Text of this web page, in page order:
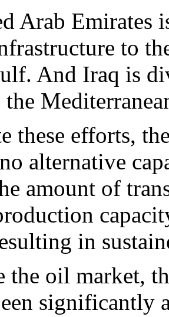
Arab Emirates
to
And Iraq is
these efforts,
alternative
amount of
in
the oil market,
significantly